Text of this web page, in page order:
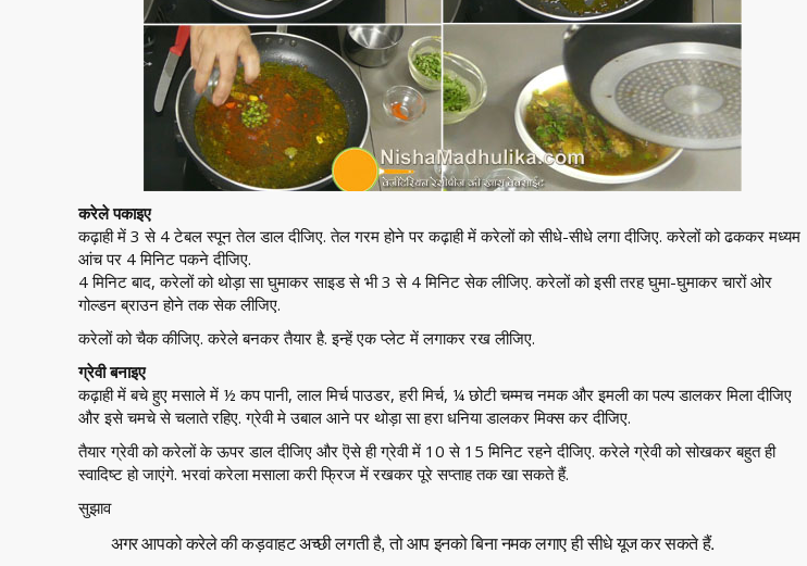
करेले पकाइए
कढ़ाही में 3 से 4 टेबल स्पून तेल डाल दीजिए. तेल गरम होने पर कढ़ाही में करेलों को सीधे-सीधे लगा दीजिए. करेलों को ढककर मध्यम
आंच पर 4 मिनिट पकने दीजिए.
4 मिनिट बाद, करेलों को थोड़ा सा घुमाकर साइड से भी 3 से 4 मिनिट सेक लीजिए. करेलों को इसी तरह घुमा-घुमाकर चारों ओर
गोल्डन ब्राउन होने तक सेक लीजिए.
करेलों को चैक कीजिए. करेले बनकर तैयार है. इन्हें एक प्लेट में लगाकर रख लीजिए.
ग्रेवी बनाइए
कढ़ाही में बचे हुए मसाले में ½ कप पानी, लाल मिर्च पाउडर, हरी मिर्च, ¼ छोटी चम्मच नमक और इमली का पल्प डालकर मिला दीजिए
और इसे चमचे से चलाते रहिए. ग्रेवी मे उबाल आने पर थोड़ा सा हरा धनिया डालकर मिक्स कर दीजिए.
तैयार ग्रेवी को करेलों के ऊपर डाल दीजिए और ऎसे ही ग्रेवी में 10 से 15 मिनिट रहने दीजिए. करेले ग्रेवी को सोखकर बहुत ही
स्वादिष्ट हो जाएंगे. भरवां करेला मसाला करी फ्रिज में रखकर पूरे सप्ताह तक खा सकते हैं.
सुझाव
अगर आपको करेले की कड़वाहट अच्छी लगती है, तो आप इनको बिना नमक लगाए ही सीधे यूज कर सकते हैं.